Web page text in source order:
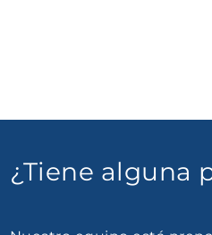
¿Tiene alguna